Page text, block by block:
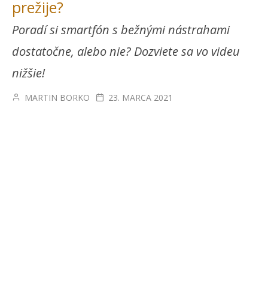
prežije?
Poradí si smartfón s bežnými nástrahami
dostatočne, alebo nie? Dozviete sa vo videu
nižšie!
MARTIN BORKO 23. MARCA 2021